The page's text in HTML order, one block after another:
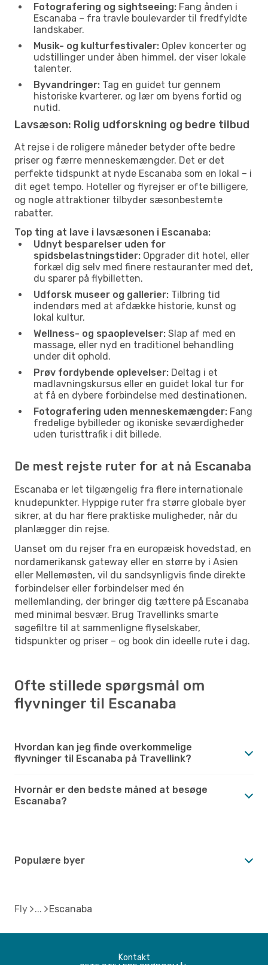
Fotografering og sightseeing: Fang ånden i
Escanaba – fra travle boulevarder til fredfyldte
landskaber.
Musik- og kulturfestivaler: Oplev koncerter og
udstillinger under åben himmel, der viser lokale
talenter.
Byvandringer: Tag en guidet tur gennem
historiske kvarterer, og lær om byens fortid og
nutid.
Lavsæson: Rolig udforskning og bedre tilbud
At rejse i de roligere måneder betyder ofte bedre
priser og færre menneskemængder. Det er det
perfekte tidspunkt at nyde Escanaba som en lokal – i
dit eget tempo. Hoteller og flyrejser er ofte billigere,
og nogle attraktioner tilbyder sæsonbestemte
rabatter.
Top ting at lave i lavsæsonen i Escanaba:
Udnyt besparelser uden for
spidsbelastningstider: Opgrader dit hotel, eller
forkæl dig selv med finere restauranter med det,
du sparer på flybilletten.
Udforsk museer og gallerier: Tilbring tid
indendørs med at afdække historie, kunst og
lokal kultur.
Wellness- og spaoplevelser: Slap af med en
massage, eller nyd en traditionel behandling
under dit ophold.
Prøv fordybende oplevelser: Deltag i et
madlavningskursus eller en guidet lokal tur for
at få en dybere forbindelse med destinationen.
Fotografering uden menneskemængder: Fang
fredelige bybilleder og ikoniske seværdigheder
uden turisttrafik i dit billede.
De mest rejste ruter for at nå Escanaba
Escanaba er let tilgængelig fra flere internationale
knudepunkter. Hyppige ruter fra større globale byer
sikrer, at du har flere praktiske muligheder, når du
planlægger din rejse.
Uanset om du rejser fra en europæisk hovedstad, en
nordamerikansk gateway eller en større by i Asien
eller Mellemøsten, vil du sandsynligvis finde direkte
forbindelser eller forbindelser med én
mellemlanding, der bringer dig tættere på Escanaba
med minimal besvær. Brug Travellinks smarte
søgefiltre til at sammenligne flyselskaber,
tidspunkter og priser – og book din ideelle rute i dag.
Ofte stillede spørgsmål om
flyvninger til Escanaba
Hvordan kan jeg finde overkommelige
flyvninger til Escanaba på Travellink?
Hvornår er den bedste måned at besøge
Escanaba?
Populære byer
Fly Escanaba
Kontakt